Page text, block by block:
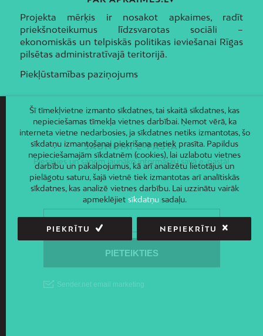
Projekta mērķis ir nosakot apkaimes, radīt
priekšnoteikumus līdzsvarotas sociāli –
ekonomiskās un telpiskās politikas ieviešanai Rīgas
pilsētas administratīvajā teritorijā.
Piekļūstamības paziņojums
JAUNUMI E-PASTĀ
Piesakies un saņem jaunāko informāciju savā e-pastā!
Šī tīmekļvietne izmanto sīkdatnes, tai skaitā sīkdatnes, kas
nepieciešamas tīmekļa vietnes darbībai. Ņemot vērā, ka
interneta vietne nedarbosies, ja sīkdatnes netiks izmantotas, šo
sīkdatņu izmantošanai piekrišana netiek prasīta. Papildus
nepieciešamajām sīkdatnēm (cookies), lai uzlabotu vietnes
darbību un pakalpojumus, kā arī analizētu lietotājus un
pielāgotu saturu, šajā vietnē tiek izmantotas arī analītiskās
sīkdatnes, kas analizē vietnes darbību. Lai uzzinātu vairāk
apmeklējiet sīkdatņusadaļu.
PIEKRĪTU NEPIEKRĪTU